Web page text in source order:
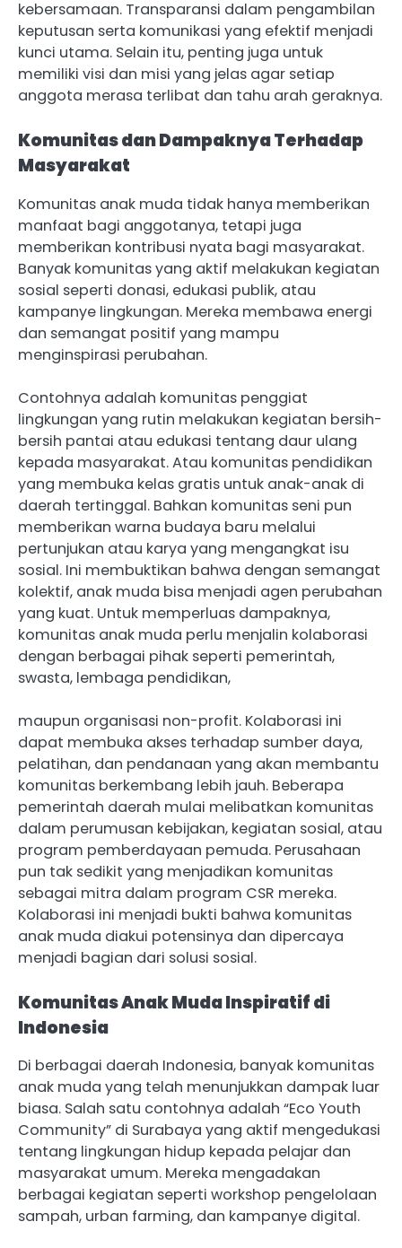
kebersamaan. Transparansi dalam pengambilan
keputusan serta komunikasi yang efektif menjadi
kunci utama. Selain itu, penting juga untuk
memiliki visi dan misi yang jelas agar setiap
anggota merasa terlibat dan tahu arah geraknya.
Komunitas dan Dampaknya Terhadap
Masyarakat
Komunitas anak muda tidak hanya memberikan
manfaat bagi anggotanya, tetapi juga
memberikan kontribusi nyata bagi masyarakat.
Banyak komunitas yang aktif melakukan kegiatan
sosial seperti donasi, edukasi publik, atau
kampanye lingkungan. Mereka membawa energi
dan semangat positif yang mampu
menginspirasi perubahan.
Contohnya adalah komunitas penggiat
lingkungan yang rutin melakukan kegiatan bersih-
bersih pantai atau edukasi tentang daur ulang
kepada masyarakat. Atau komunitas pendidikan
yang membuka kelas gratis untuk anak-anak di
daerah tertinggal. Bahkan komunitas seni pun
memberikan warna budaya baru melalui
pertunjukan atau karya yang mengangkat isu
sosial. Ini membuktikan bahwa dengan semangat
kolektif, anak muda bisa menjadi agen perubahan
yang kuat. Untuk memperluas dampaknya,
komunitas anak muda perlu menjalin kolaborasi
dengan berbagai pihak seperti pemerintah,
swasta, lembaga pendidikan,
maupun organisasi non-profit. Kolaborasi ini
dapat membuka akses terhadap sumber daya,
pelatihan, dan pendanaan yang akan membantu
komunitas berkembang lebih jauh. Beberapa
pemerintah daerah mulai melibatkan komunitas
dalam perumusan kebijakan, kegiatan sosial, atau
program pemberdayaan pemuda. Perusahaan
pun tak sedikit yang menjadikan komunitas
sebagai mitra dalam program CSR mereka.
Kolaborasi ini menjadi bukti bahwa komunitas
anak muda diakui potensinya dan dipercaya
menjadi bagian dari solusi sosial.
Komunitas Anak Muda Inspiratif di
Indonesia
Di berbagai daerah Indonesia, banyak komunitas
anak muda yang telah menunjukkan dampak luar
biasa. Salah satu contohnya adalah “Eco Youth
Community” di Surabaya yang aktif mengedukasi
tentang lingkungan hidup kepada pelajar dan
masyarakat umum. Mereka mengadakan
berbagai kegiatan seperti workshop pengelolaan
sampah, urban farming, dan kampanye digital.